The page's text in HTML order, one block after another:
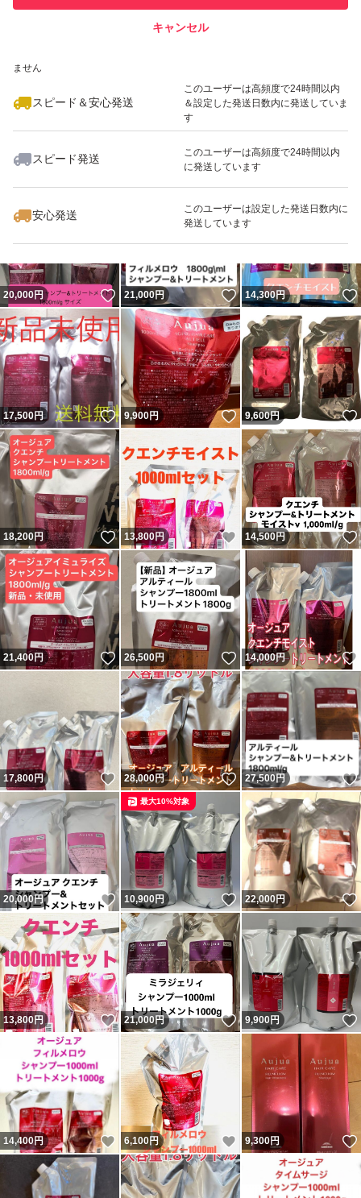
ません
スピード＆安心発送
このユーザーは高頻度で24時間以内
＆設定した発送日数内に発送していま
す
スピード発送
このユーザーは高頻度で24時間以内
に発送しています
安心発送
このユーザーは設定した発送日数内に
発送しています
キャンセル
いいね！
18,500
20,000円 いいね！
21,000円 いいね！
14,300円
17,500円 いいね！
9,900円 いいね！
9,600円
18,200円 いいね！
13,800円 いいね！
14,500円
21,400円 いいね！
26,500円 いいね！
14,000円
17,800円 いいね！
28,000円 いいね！
27,500円
20,000円 いいね！
10,900円 いいね！
最大10%対象
22,000円
13,800円 いいね！
21,000円 いいね！
9,900円
14,400円 いいね！
6,100円 いいね！
9,300円